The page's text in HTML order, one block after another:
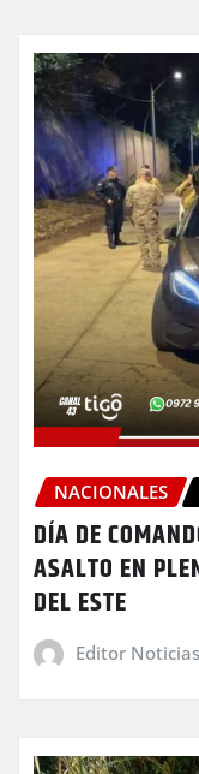
NACIONALES
DÍA DE
ASALTO EN
DEL ESTE
Editor Noticias